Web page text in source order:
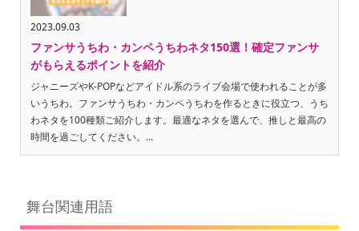
2023.09.03
ファンサうちわ・カンペうちわネタ150選！確定ファンサ
がもらえるポイントを紹介
ジャニーズやK-POPなどアイドル系のライブ会場で使われることが多
いうちわ。ファンサうちわ・カンペうちわを作るときに役立つ、うち
わネタを100種類ご紹介します。最適なネタを選んで、推しと最高の
時間を過ごしてください。...
舞台関連用語